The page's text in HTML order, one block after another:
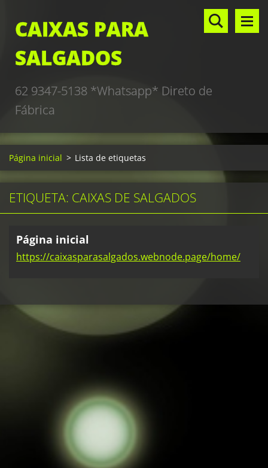
CAIXAS PARA
SALGADOS
62 9347-5138 *Whatsapp* Direto de
Fábrica
Página inicial > Lista de etiquetas
ETIQUETA: CAIXAS DE SALGADOS
Página inicial
https://caixasparasalgados.webnode.page/home/